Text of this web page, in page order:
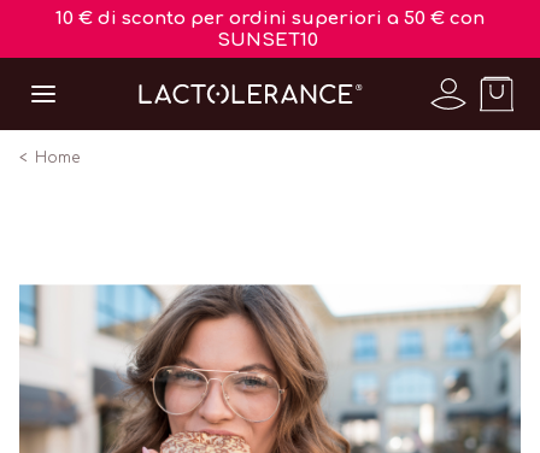
10 € di sconto per ordini superiori a 50 € con
SUNSET10
Home